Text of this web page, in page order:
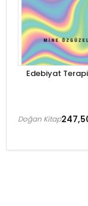
Edebiyat
Doğan Kitap